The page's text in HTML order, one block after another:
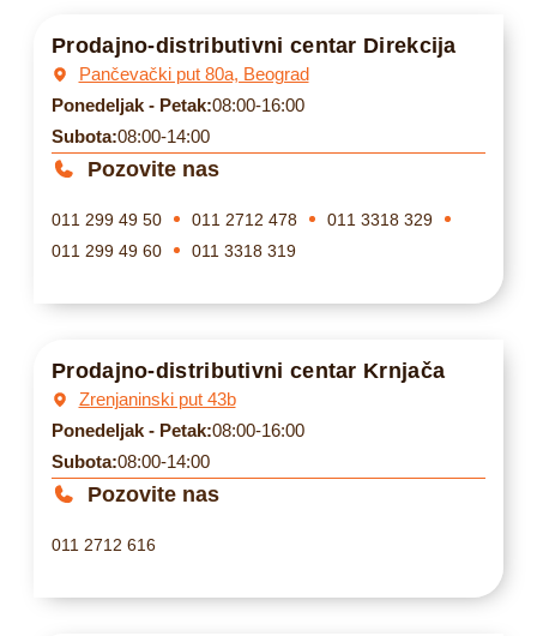
Prodajno-distributivni centar Direkcija
Pančevački put 80a, Beograd
Ponedeljak - Petak:08:00-16:00
Subota:08:00-14:00
Pozovite nas
011 299 49 50 011 2712 478
011 3318 329
011 299 49 60
011 3318 319
Prodajno-distributivni centar Krnjača
Zrenjaninski put 43b
Ponedeljak - Petak:08:00-16:00
Subota:08:00-14:00
Pozovite nas
011 2712 616